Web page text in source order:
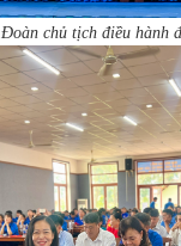
Đoàn chủ tịch điều hành